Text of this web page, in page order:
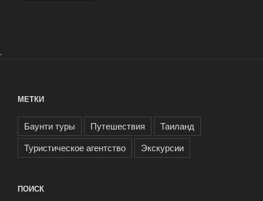
.
МЕТКИ
Баунти туры Путешествия
Таиланд
Туристическое агентство
Экскурсии
ПОИСК